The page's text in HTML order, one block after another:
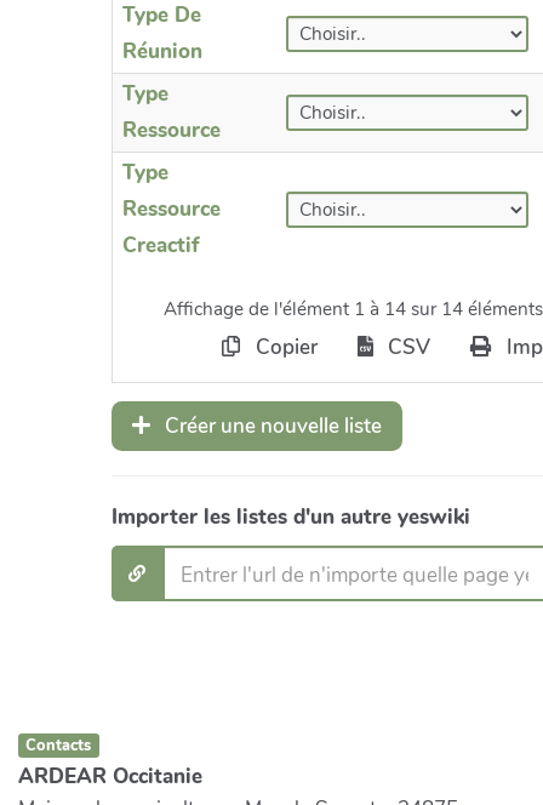
Type De
Réunion
Type
Ressource
Type
Ressource
Creactif
Affichage de l'élément 1 à 14 sur 14 éléments
Copier CSV
Créer une nouvelle liste
Importer les listes d'un autre yeswiki
Contacts
ARDEAR Occitanie